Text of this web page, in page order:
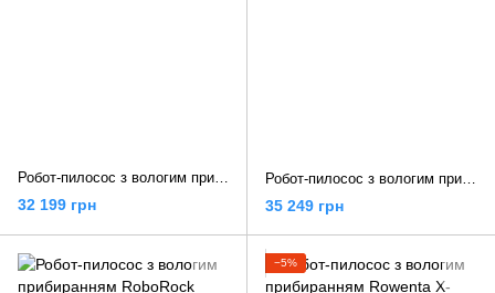
Робот-пилосос з вологим прибиранням Dreame X50 Ultra White (RLX85CE-6-Wh)
32 199 грн
Робот-пилосос з вологим прибиранням Dreame X50 Ultra Complete White
35 249 грн
−5%